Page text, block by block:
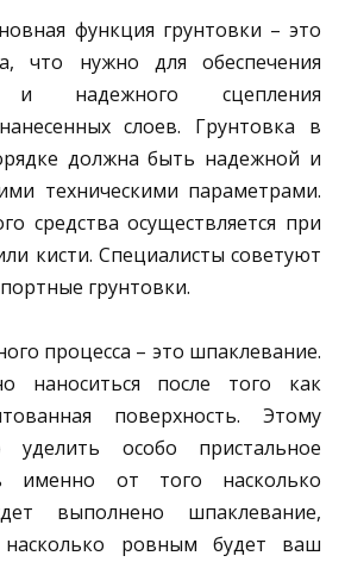
функция грунтовки – это
что нужно для обеспечения
и надежного сцепления
слоев. Грунтовка в
должна быть надежной и
техническими параметрами.
средства осуществляется при
кисти. Специалисты советуют
грунтовки.
процесса – это шпаклевание.
наноситься после того как
поверхность. Этому
особо пристальное
именно от того насколько
выполнено шпаклевание,
насколько ровным будет ваш